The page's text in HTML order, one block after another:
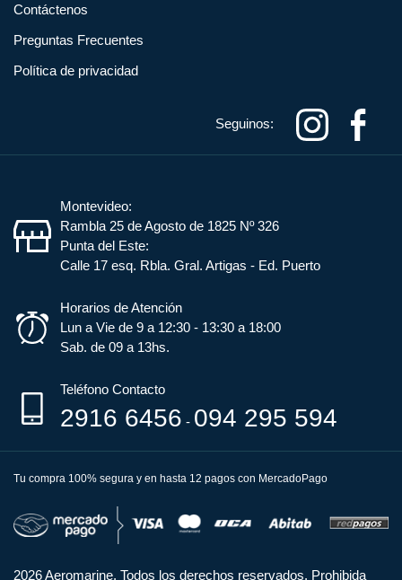
Contáctenos
Preguntas Frecuentes
Política de privacidad
Seguinos:
Montevideo:
Rambla 25 de Agosto de 1825 Nº 326
Punta del Este:
Calle 17 esq. Rbla. Gral. Artigas - Ed. Puerto
Horarios de Atención
Lun a Vie de 9 a 12:30 - 13:30 a 18:00
Sab. de 09 a 13hs.
Teléfono Contacto
2916 6456 - 094 295 594
Tu compra 100% segura y en hasta 12 pagos con MercadoPago
2026 Aeromarine. Todos los derechos reservados. Prohibida